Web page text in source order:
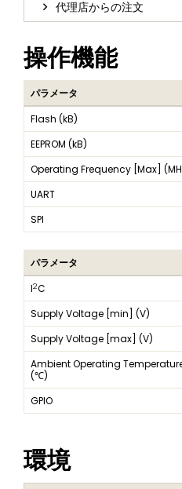
代理店からの注文
操作機能
パラメータ
Flash (kB)
EEPROM (kB)
Operating Frequency [Max]
UART
SPI
パラメータ
I2C
Supply Voltage [min] (V)
Supply Voltage [max] (V)
Ambient Operating
(℃)
GPIO
環境